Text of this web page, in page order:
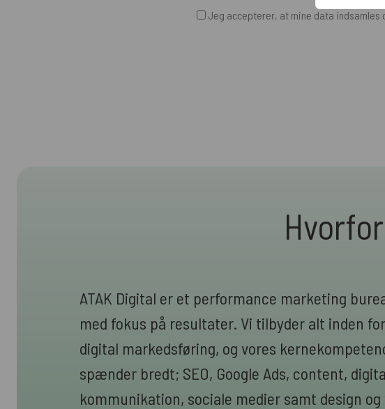
Jeg accepterer, at mine data
ATAK Digital er et performance marketing
med fokus på resultater. Vi tilbyder alt inden for
digital markedsføring, og vores
spænder bredt; SEO, Google Ads, content,
kommunikation, sociale medier samt design og